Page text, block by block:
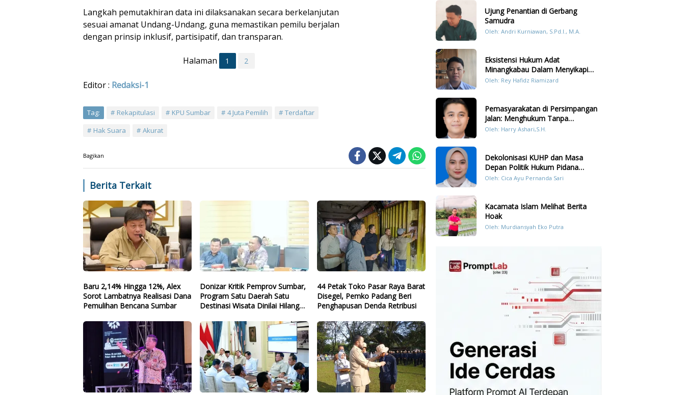
Langkah pemutakhiran data ini dilaksanakan secara berkelanjutan
sesuai amanat Undang-Undang, guna memastikan pemilu berjalan
dengan prinsip inklusif, partisipatif, dan transparan.
Halaman 1 2
Editor : Redaksi-1
Tag: Rekapitulasi KPU Sumbar 4 Juta Pemilih
Terdaftar
Hak Suara
Akurat
Bagikan
Berita Terkait
Baru 2,14% Hingga 12%, Alex
Sorot Lambatnya Realisasi Dana
Pemulihan Bencana Sumbar
Donizar Kritik Pemprov Sumbar,
Program Satu Daerah Satu
Destinasi Wisata Dinilai Hilang
44 Petak Toko Pasar Raya Barat
Disegel, Pemko Padang Beri
Penghapusan Denda Retribusi
Ujung Penantian di Gerbang
Samudra
Oleh: Andri Kurniawan, S.Pd.I., M.A.
Eksistensi Hukum Adat
Minangkabau Dalam Menyikapi
Prilaku LGBT Analisis Perbandingan
Oleh: Rey Hafidz Riamizard
Pemasyarakatan di Persimpangan
Jalan: Menghukum Tanpa
Memulihkan?
Oleh: Harry Ashari,S.H.
Dekolonisasi KUHP dan Masa
Depan Politik Hukum Pidana
Indonesia
Oleh: Cica Ayu Pernanda Sari
Kacamata Islam Melihat Berita
Hoak
Oleh: Murdiansyah Eko Putra